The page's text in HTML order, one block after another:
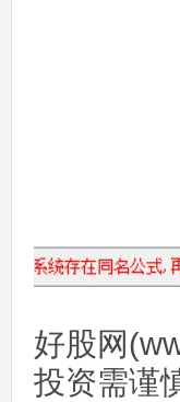
好股网
投资需谨